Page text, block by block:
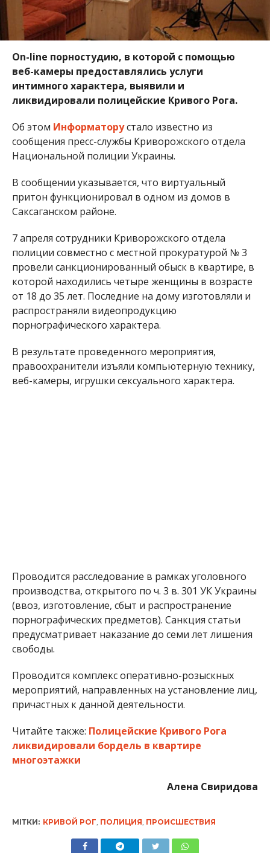
Оn-line порностудию, в которой с помощью
веб-камеры предоставлялись услуги
интимного характера, выявили и
ликвидировали полицейские Кривого Рога.
Об этом Информаторустало известно из
сообщения пресс-службы Криворожского отдела
Национальной полиции Украины.
В сообщении указывается, что виртуальный
притон функционировал в одном из домов в
Саксаганском районе.
7 апреля сотрудники Криворожского отдела
полиции совместно с местной прокуратурой № 3
провели санкционированный обыск в квартире, в
которой находились четыре женщины в возрасте
от 18 до 35 лет. Последние на дому изготовляли и
распространяли видеопродукцию
порнографического характера.
В результате проведенного мероприятия,
правоохранители изъяли компьютерную технику,
веб-камеры, игрушки сексуального характера.
Проводится расследование в рамках уголовного
производства, открытого по ч. 3 в. 301 УК Украины
(ввоз, изготовление, сбыт и распространение
порнографических предметов). Санкция статьи
предусматривает наказание до семи лет лишения
свободы.
Проводится комплекс оперативно-розыскных
мероприятий, направленных на установление лиц,
причастных к данной деятельности.
Читайте также: Полицейские Кривого Рога
ликвидировали бордель в квартире
многоэтажки
Алена Свиридова
МІТКИ: КРИВОЙ РОГ, ПОЛИЦИЯ, ПРОИСШЕСТВИЯ